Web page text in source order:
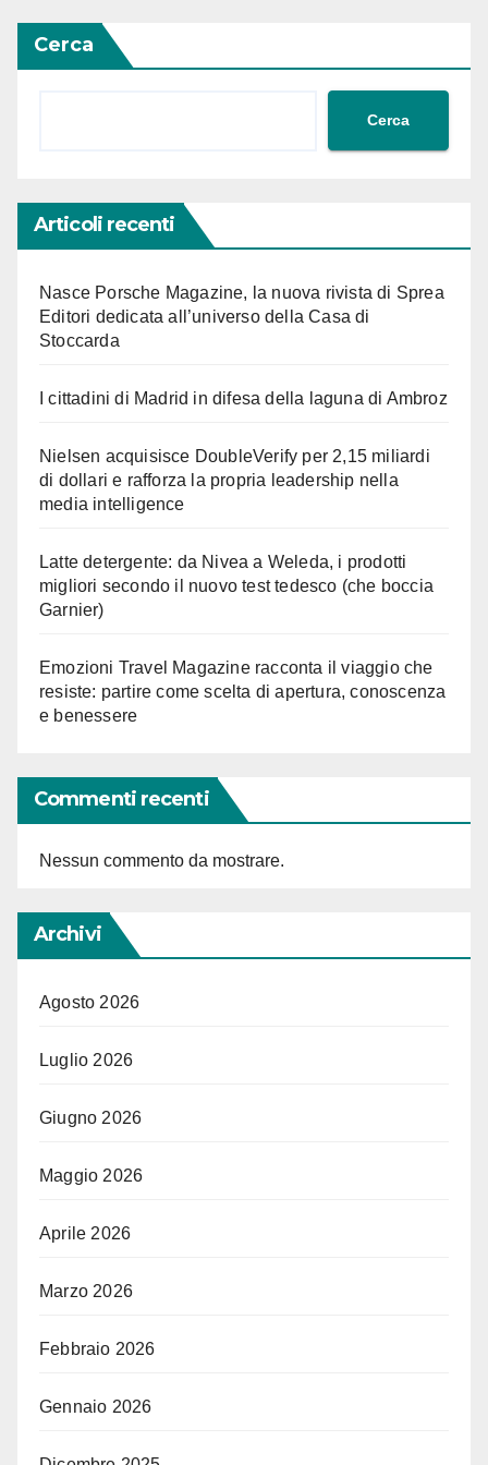
Cerca
Cerca
Articoli recenti
Nasce Porsche Magazine, la nuova rivista di Sprea
Editori dedicata all’universo della Casa di
Stoccarda
I cittadini di Madrid in difesa della laguna di Ambroz
Nielsen acquisisce DoubleVerify per 2,15 miliardi
di dollari e rafforza la propria leadership nella
media intelligence
Latte detergente: da Nivea a Weleda, i prodotti
migliori secondo il nuovo test tedesco (che boccia
Garnier)
Emozioni Travel Magazine racconta il viaggio che
resiste: partire come scelta di apertura, conoscenza
e benessere
Commenti recenti
Nessun commento da mostrare.
Archivi
Agosto 2026
Luglio 2026
Giugno 2026
Maggio 2026
Aprile 2026
Marzo 2026
Febbraio 2026
Gennaio 2026